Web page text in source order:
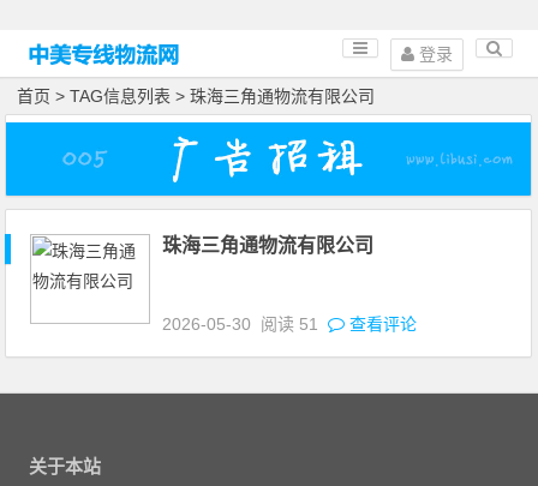
登录
首页 > TAG信息列表 > 珠海三角通物流有限公司
珠海三角通物流有限公司
2026-05-30 阅读 51 查看评论
关于本站